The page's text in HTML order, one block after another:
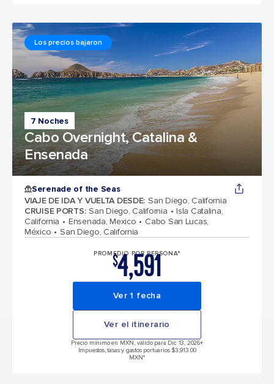
7 Noches
Cabo Overnight, Catalina &
Ensenada
Los precios bajaron
Serenade of the Seas
VIAJE DE IDA Y VUELTA DESDE: San Diego, California
CRUISE PORTS: San Diego, California
Isla Catalina,
California
Ensenada, Mexico
Cabo San Lucas,
México
San Diego, California
PROMEDIO POR PERSONA*
$4,591
Ver 1 fecha
Ver el itinerario
Precio mínimo en MXN, válido para Dic 13, 2026+
Impuestos, tasas y gastos portuarios $3,913.00
MXN*